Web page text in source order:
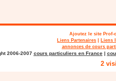
Ajoutez le site Prof-
Liens Partenaires | Liens
annonces de cours
2006-2007 cours particuliers en France|
2